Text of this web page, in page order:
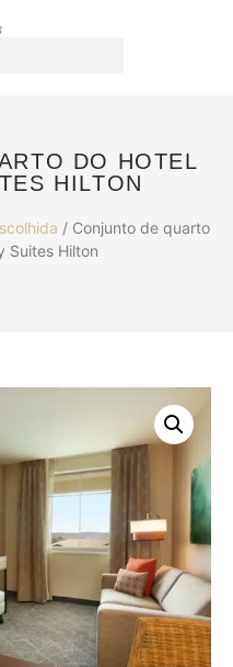
DO HOTEL
HILTON
/ Conjunto de quarto
Suites Hilton